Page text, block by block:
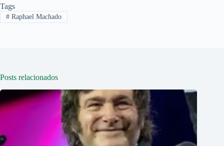
Tags
#Raphael Machado
Posts relacionados